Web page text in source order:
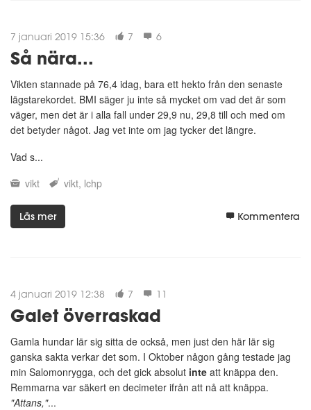
7 januari 2019 15:36 7 6
Så nära...
Vikten stannade på 76,4 idag, bara ett hekto från den senaste
lägstarekordet. BMI säger ju inte så mycket om vad det är som
väger, men det är i alla fall under 29,9 nu, 29,8 till och med om
det betyder något. Jag vet inte om jag tycker det längre.
Vad s...
vikt
vikt lchp
Läs mer Kommentera
4 januari 2019 12:38 7 11
Galet överraskad
Gamla hundar lär sig sitta de också, men just den här lär sig
ganska sakta verkar det som. I Oktober någon gång testade jag
min Salomonrygga, och det gick absolut inte att knäppa den.
Remmarna var säkert en decimeter ifrån att nå att knäppa.
"Attans,"...